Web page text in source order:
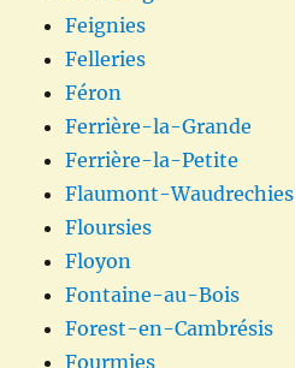
Feignies
Felleries
Féron
Ferrière-la-Grande
Ferrière-la-Petite
Flaumont-Waudrechies
Floursies
Floyon
Fontaine-au-Bois
Forest-en-Cambrésis
Fourmies